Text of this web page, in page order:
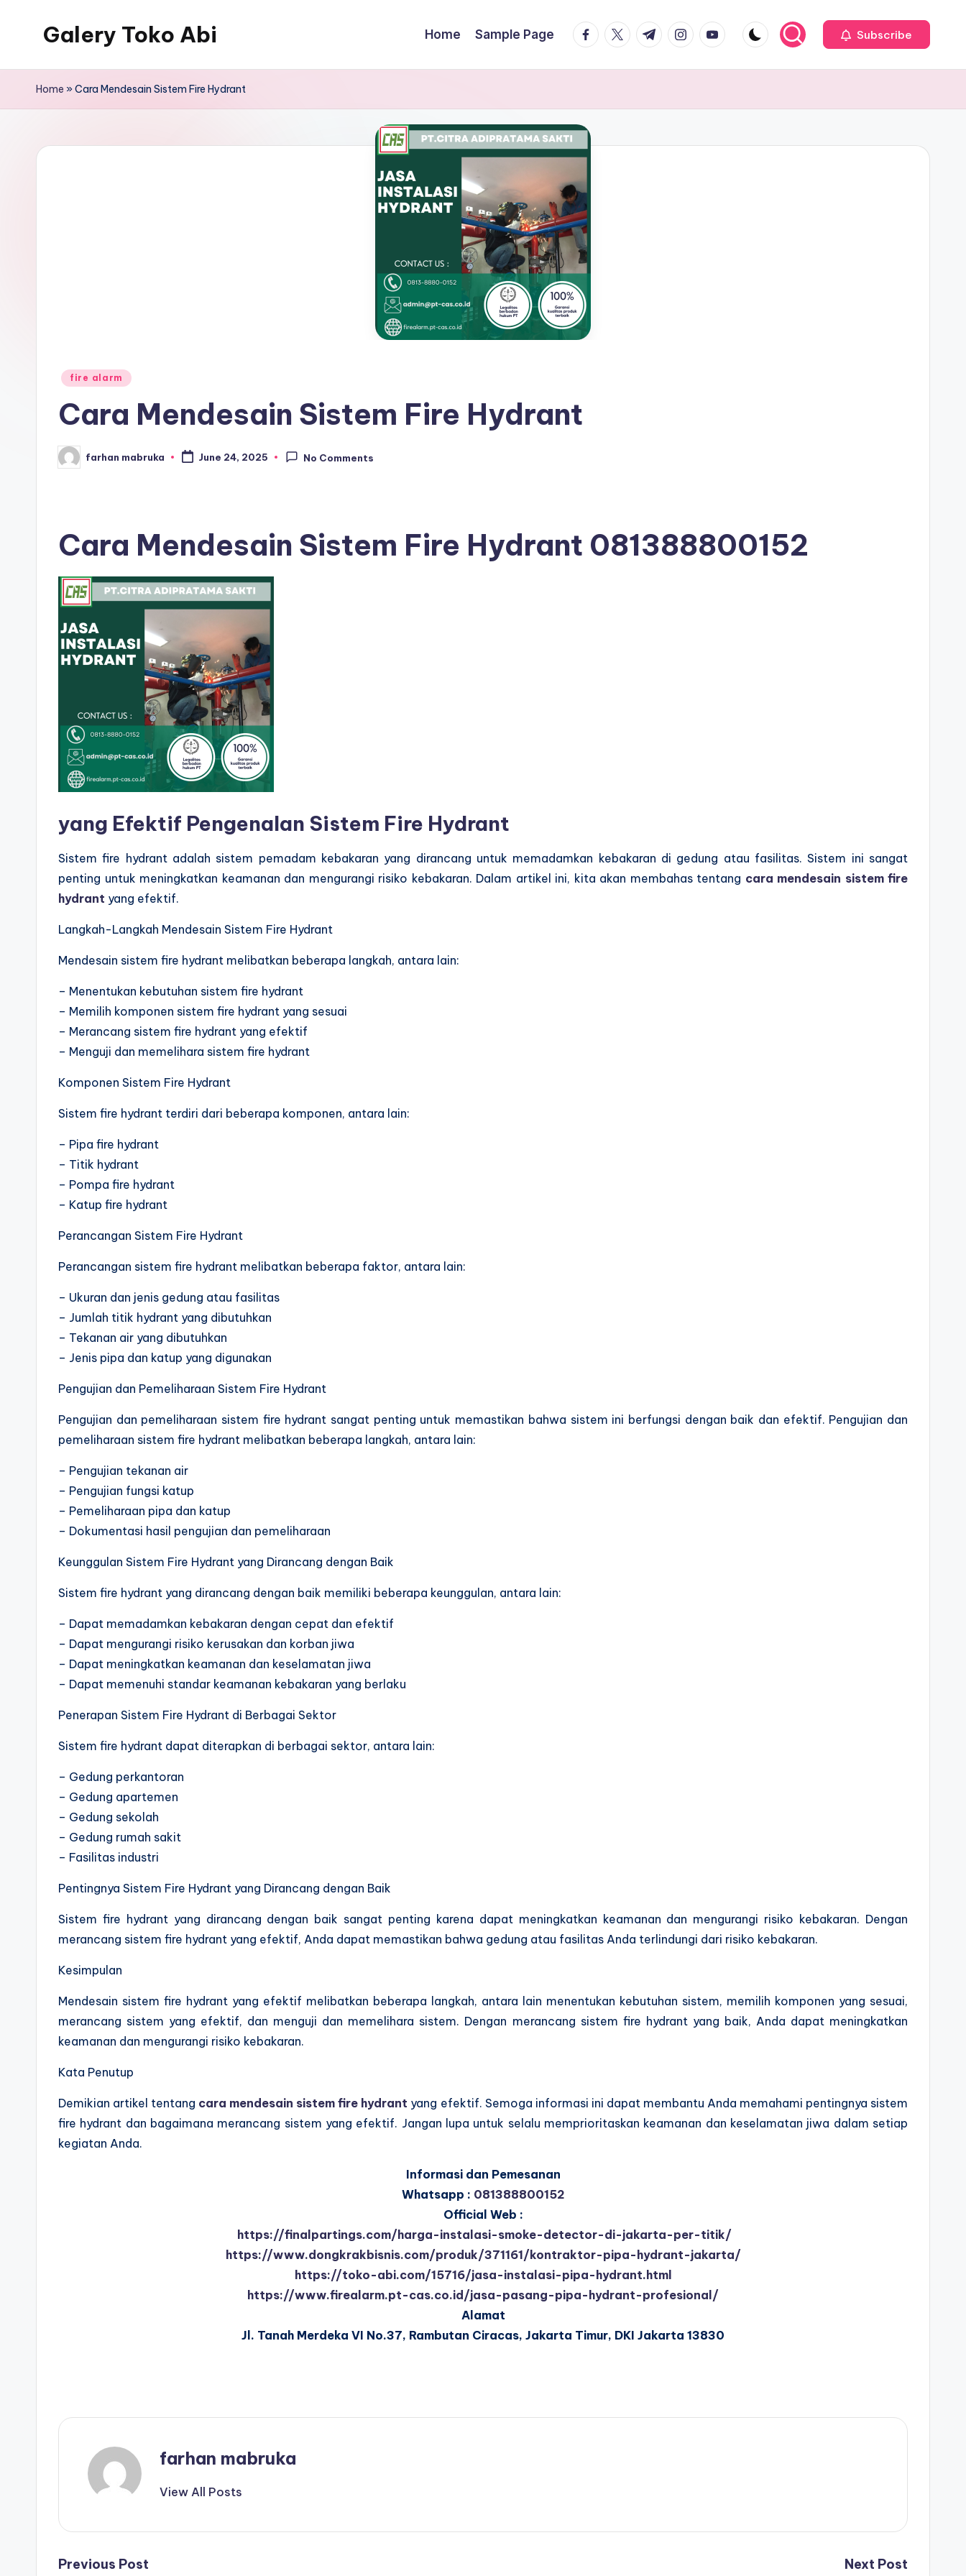
Galery Toko Abi Home Sample Page facebook.com
twitter.com
t.me instagram.com
youtube.com Subscribe
Home »Cara Mendesain Sistem Fire Hydrant
Posted
fire alarm
Cara Mendesain Sistem Fire Hydrant
Posted
by
farhan mabruka June 24, 2025 No Comments
Cara Mendesain Sistem Fire Hydrant 081388800152
yang Efektif Pengenalan Sistem Fire Hydrant
Sistem fire hydrant adalah sistem pemadam kebakaran yang dirancang untuk memadamkan kebakaran di gedung atau fasilitas. Sistem ini sangat
penting untuk meningkatkan keamanan dan mengurangi risiko kebakaran. Dalam artikel ini, kita akan membahas tentang cara mendesain sistem fire
hydrant yang efektif.
Langkah-Langkah Mendesain Sistem Fire Hydrant
Mendesain sistem fire hydrant melibatkan beberapa langkah, antara lain:
– Menentukan kebutuhan sistem fire hydrant
– Memilih komponen sistem fire hydrant yang sesuai
– Merancang sistem fire hydrant yang efektif
– Menguji dan memelihara sistem fire hydrant
Komponen Sistem Fire Hydrant
Sistem fire hydrant terdiri dari beberapa komponen, antara lain:
– Pipa fire hydrant
– Titik hydrant
– Pompa fire hydrant
– Katup fire hydrant
Perancangan Sistem Fire Hydrant
Perancangan sistem fire hydrant melibatkan beberapa faktor, antara lain:
– Ukuran dan jenis gedung atau fasilitas
– Jumlah titik hydrant yang dibutuhkan
– Tekanan air yang dibutuhkan
– Jenis pipa dan katup yang digunakan
Pengujian dan Pemeliharaan Sistem Fire Hydrant
Pengujian dan pemeliharaan sistem fire hydrant sangat penting untuk memastikan bahwa sistem ini berfungsi dengan baik dan efektif. Pengujian dan
pemeliharaan sistem fire hydrant melibatkan beberapa langkah, antara lain:
– Pengujian tekanan air
– Pengujian fungsi katup
– Pemeliharaan pipa dan katup
– Dokumentasi hasil pengujian dan pemeliharaan
Keunggulan Sistem Fire Hydrant yang Dirancang dengan Baik
Sistem fire hydrant yang dirancang dengan baik memiliki beberapa keunggulan, antara lain:
– Dapat memadamkan kebakaran dengan cepat dan efektif
– Dapat mengurangi risiko kerusakan dan korban jiwa
– Dapat meningkatkan keamanan dan keselamatan jiwa
– Dapat memenuhi standar keamanan kebakaran yang berlaku
Penerapan Sistem Fire Hydrant di Berbagai Sektor
Sistem fire hydrant dapat diterapkan di berbagai sektor, antara lain:
– Gedung perkantoran
– Gedung apartemen
– Gedung sekolah
– Gedung rumah sakit
– Fasilitas industri
Pentingnya Sistem Fire Hydrant yang Dirancang dengan Baik
Sistem fire hydrant yang dirancang dengan baik sangat penting karena dapat meningkatkan keamanan dan mengurangi risiko kebakaran. Dengan
merancang sistem fire hydrant yang efektif, Anda dapat memastikan bahwa gedung atau fasilitas Anda terlindungi dari risiko kebakaran.
Kesimpulan
Mendesain sistem fire hydrant yang efektif melibatkan beberapa langkah, antara lain menentukan kebutuhan sistem, memilih komponen yang sesuai,
merancang sistem yang efektif, dan menguji dan memelihara sistem. Dengan merancang sistem fire hydrant yang baik, Anda dapat meningkatkan
keamanan dan mengurangi risiko kebakaran.
Kata Penutup
Demikian artikel tentang cara mendesain sistem fire hydrant yang efektif. Semoga informasi ini dapat membantu Anda memahami pentingnya sistem
fire hydrant dan bagaimana merancang sistem yang efektif. Jangan lupa untuk selalu memprioritaskan keamanan dan keselamatan jiwa dalam setiap
kegiatan Anda.
Informasi dan Pemesanan
Whatsapp : 081388800152
Official Web :
https://finalpartings.com/harga-instalasi-smoke-detector-di-jakarta-per-titik/
https://www.dongkrakbisnis.com/produk/371161/kontraktor-pipa-hydrant-jakarta/
https://toko-abi.com/15716/jasa-instalasi-pipa-hydrant.html
https://www.firealarm.pt-cas.co.id/jasa-pasang-pipa-hydrant-profesional/
Alamat
Jl. Tanah Merdeka VI No.37, Rambutan Ciracas, Jakarta Timur, DKI Jakarta 13830
farhan mabruka
View All Posts
Previous Post Next Post